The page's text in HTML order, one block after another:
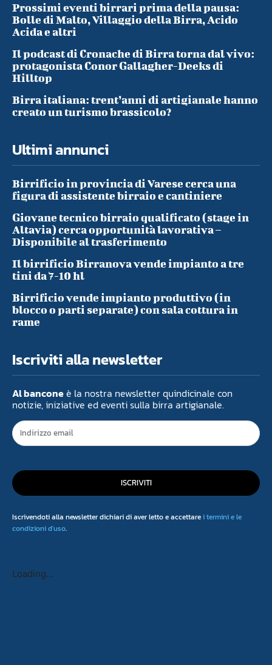
Prossimi eventi birrari prima della pausa:
Bolle di Malto, Villaggio della Birra, Acido
Acida e altri
Il podcast di Cronache di Birra torna dal vivo:
protagonista Conor Gallagher-Deeks di
Hilltop
Birra italiana: trent’anni di artigianale hanno
creato un turismo brassicolo?
Ultimi annunci
Birrificio in provincia di Varese cerca una
figura di assistente birraio e cantiniere
Giovane tecnico birraio qualificato (stage in
Altavia) cerca opportunità lavorativa –
Disponibile al trasferimento
Il birrificio Birranova vende impianto a tre
tini da 7-10 hl
Birrificio vende impianto produttivo (in
blocco o parti separate) con sala cottura in
rame
Iscriviti alla newsletter
Al banconeè la nostra newsletter quindicinale con
notizie, iniziative ed eventi sulla birra artigianale.
ISCRIVITI
Iscrivendoti alla newsletter dichiari di aver letto e accettarei termini e le
condizioni d'uso.
Loading...